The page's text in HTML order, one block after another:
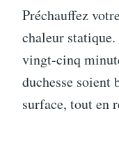
Préchauffez
chaleur
vingt-cinq
duchesse soient
surface, tout en